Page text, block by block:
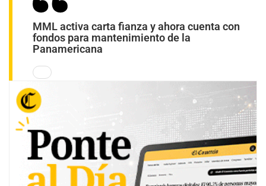
MML activa carta fianza y ahora cuenta con
fondos para mantenimiento de la
Panamericana